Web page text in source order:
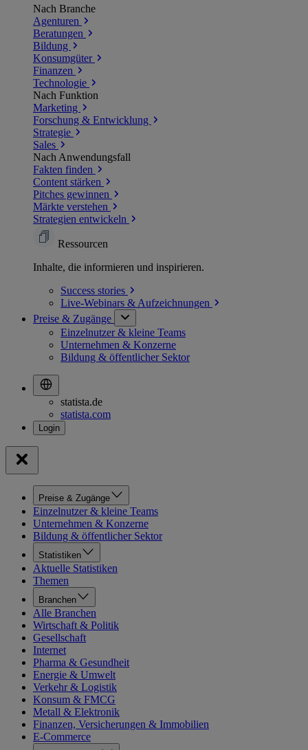
Nach Branche
Agenturen
Beratungen
Bildung
Konsumgüter
Finanzen
Technologie
Nach Funktion
Marketing
Forschung & Entwicklung
Strategie
Sales
Nach Anwendungsfall
Fakten finden
Content stärken
Pitches gewinnen
Märkte verstehen
Strategien entwickeln
Ressourcen
Inhalte, die informieren und inspirieren.
Success stories
Live-Webinars & Aufzeichnungen
Preise & Zugänge
Einzelnutzer & kleine Teams
Unternehmen & Konzerne
Bildung & öffentlicher Sektor
statista.de
statista.com
Preise & Zugänge
Einzelnutzer & kleine Teams
Unternehmen & Konzerne
Bildung & öffentlicher Sektor
Statistiken
Aktuelle Statistiken
Themen
Branchen
Alle Branchen
Wirtschaft & Politik
Gesellschaft
Internet
Pharma & Gesundheit
Energie & Umwelt
Verkehr & Logistik
Konsum & FMCG
Metall & Elektronik
Finanzen, Versicherungen & Immobilien
E-Commerce